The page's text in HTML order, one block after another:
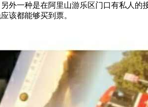
一种是在阿里山游乐区门口有私人
该都能够买到票。